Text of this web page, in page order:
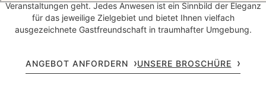
Veranstaltungen geht. Jedes Anwesen ist ein Sinnbild der Eleganz
für das jeweilige Zielgebiet und bietet Ihnen vielfach
ausgezeichnete Gastfreundschaft in traumhafter Umgebung.
ANGEBOT ANFORDERN UNSERE BROSCHÜRE